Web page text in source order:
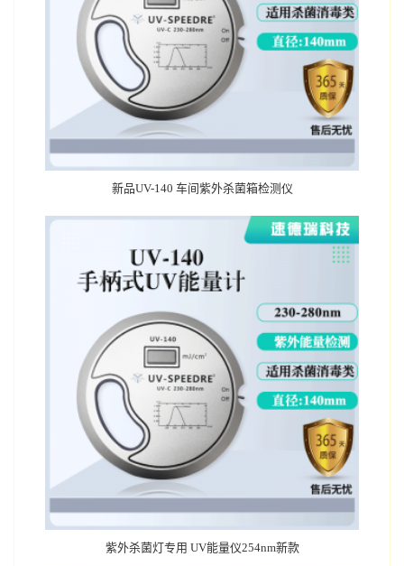
新品UV-140 车间紫外杀菌箱检测仪
紫外杀菌灯专用 UV能量仪254nm新款